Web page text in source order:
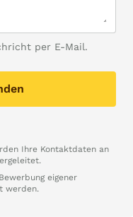
per E-Mail.
Ihre Kontaktdaten an
eigener
werden.